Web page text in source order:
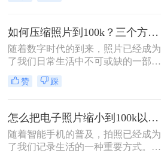
为它们会直接影响用户的体验。那
么，有电脑图片如何压缩到10kb呢？
本文将介绍三个有效的方法，以帮助
您快速将图片压缩到理想的大小。
如何压缩照片到100k？三个方法教会你！
随着数字时代的到来，照片已经成为
了我们日常生活中不可或缺的一部
分。然而，有时候我们拍摄的照片过
大，占用了大量的存储空间，或者不
要对照片进行压缩。那么如何将照片
压缩到100k呢？下面将介绍几种常用
的方法。
赞 踩
怎么把电子照片缩小到100k以下？四个方法教会你！
随着智能手机的普及，拍照已经成为
了我们记录生活的一种重要方式。然